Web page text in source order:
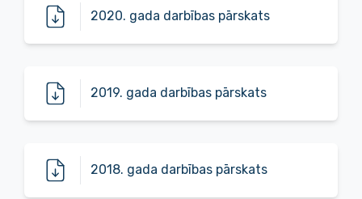
2020. gada darbības pārskats
2019. gada darbības pārskats
2018. gada darbības pārskats